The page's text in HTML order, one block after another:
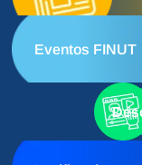
Eventos FINUT